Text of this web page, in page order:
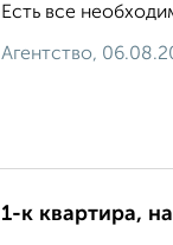
Есть все
Агентство,
1-к квартира,